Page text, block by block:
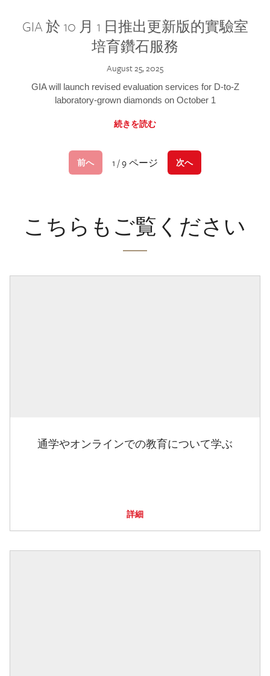
GIA 於 10 月 1 日推出更新版的實驗室
培育鑽石服務
August 25, 2025
GIA will launch revised evaluation services for D-to-Z
laboratory-grown diamonds on October 1
続きを読む
前へ 1 / 9 ページ 次へ
こちらもご覧ください
通学やオンラインでの教育について学ぶ
詳細